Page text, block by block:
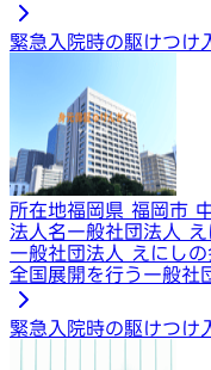
緊急入院時の駆けつけ
所在地福岡県 福岡市
法人名一般社団法人
一般社団法人 えにし
全国展開を行う一般社
緊急入院時の駆けつけ